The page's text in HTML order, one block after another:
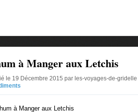
à Manger aux Letchis
le 19 Décembre 2015 par les-voyages-de-gridelle